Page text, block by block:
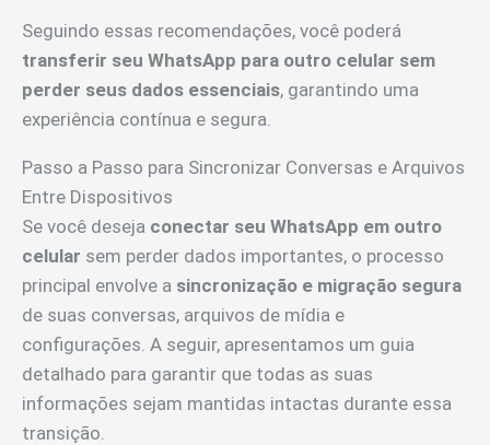
Seguindo essas recomendações, você poderá
transferir seu WhatsApp para outro celular sem
perder seus dados essenciais, garantindo uma
experiência contínua e segura.
Passo a Passo para Sincronizar Conversas e Arquivos
Entre Dispositivos
Se você deseja conectar seu WhatsApp em outro
celular sem perder dados importantes, o processo
principal envolve a sincronização e migração segura
de suas conversas, arquivos de mídia e
configurações. A seguir, apresentamos um guia
detalhado para garantir que todas as suas
informações sejam mantidas intactas durante essa
transição.